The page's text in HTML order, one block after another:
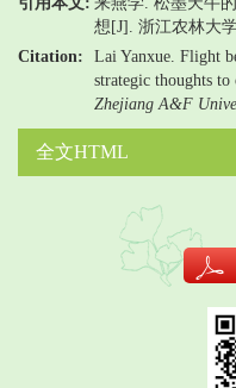
想[J]. 浙江农林大
Citation:
Lai Yanxue. Flight
strategic thoughts
Zhejiang A&F
全文HTML